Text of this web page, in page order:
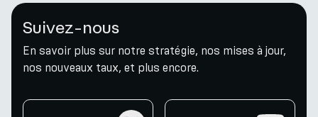
Suivez-nous
En savoir plus sur notre stratégie, nos mises à jour,
nos nouveaux taux, et plus encore.